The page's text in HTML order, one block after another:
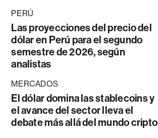
PERÚ
Las proyecciones del precio del
dólar en Perú para el segundo
semestre de 2026, según
analistas
MERCADOS
El dólar domina las stablecoins y
el avance del sector lleva el
debate más allá del mundo cripto